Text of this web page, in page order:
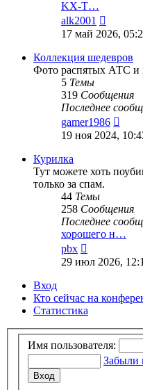
KX-T…
alk2001
к
17 май 2026,
Коллекция шедевров
Фото распятых АТС и
5 Темы
319 Сообщения
Последнее
gamer1986
к
19 ноя 2024,
Курилка
Тут можете хоть
только за спам.
44 Темы
258 Сообщения
Последнее
хорошего н…
pbx
к
последнему
29 июл 2026,
Вход
Кто сейчас на
Статистика
Имя пользователя:
Забыли